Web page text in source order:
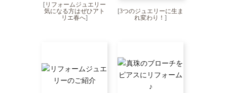
[リフォームジュエリー
気になる方はぜひアト
リエ春へ]
[3つのジュエリーに生ま
れ変わり！ ]